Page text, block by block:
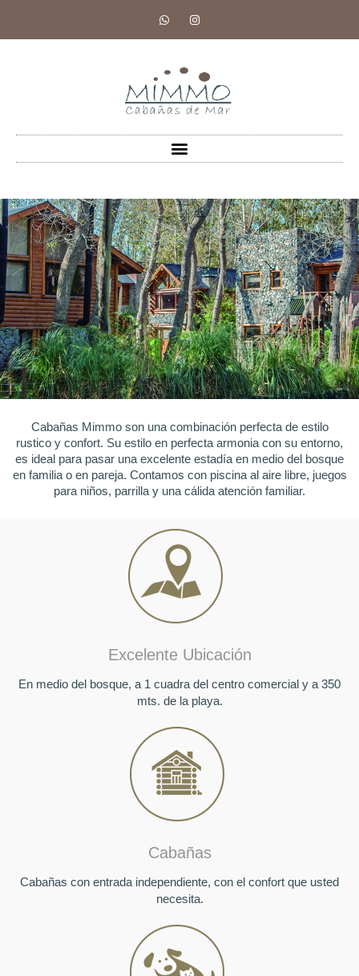
CABAÑAS CON
CONFORT
EN UN ENTORNO ÚNICO
Cabañas Mimmo son una combinación perfecta de estilo
rustico y confort. Su estilo en perfecta armonia con su entorno,
es ideal para pasar una excelente estadía en medio del bosque
en familia o en pareja. Contamos con piscina al aire libre, juegos
para niños, parrilla y una cálida atención familiar.
Excelente Ubicación
En medio del bosque, a 1 cuadra del centro comercial y a 350
mts. de la playa.
Cabañas
Cabañas con entrada independiente, con el confort que usted
necesita.